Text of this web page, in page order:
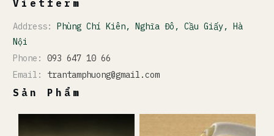
Vietferm
Address: Phùng Chí Kiên, Nghĩa Đô, Cầu Giấy, Hà
Nội
Phone: 093 647 10 66
Email: trantamphuong@gmail.com
Sản Phẩm